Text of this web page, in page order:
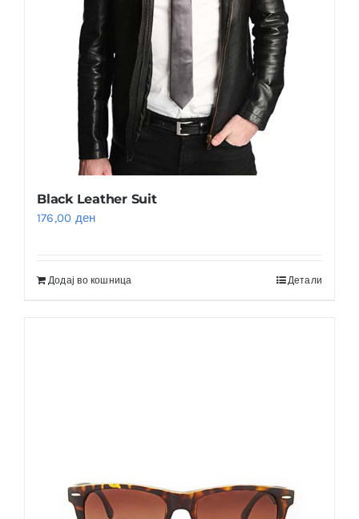
Black Leather Suit
176,00 ден
Додај во кошница Детали